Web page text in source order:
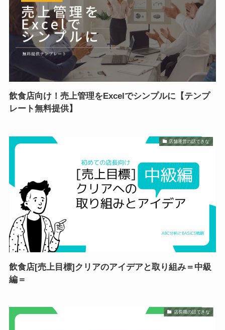
飲食店向け！売上管理をExcelでシンプルに【テンプ
レート無料提供】
店舗運営の話てきな
飲食店[売上目標]クリアのアイデアと取り組み＝中級
編＝
店長職の話てきな